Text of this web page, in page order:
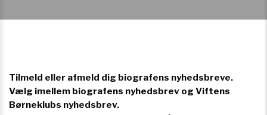
Tilmeld eller afmeld dig biografens nyhedsbreve.
Vælg imellem biografens nyhedsbrev og Viftens
Børneklubs nyhedsbrev.